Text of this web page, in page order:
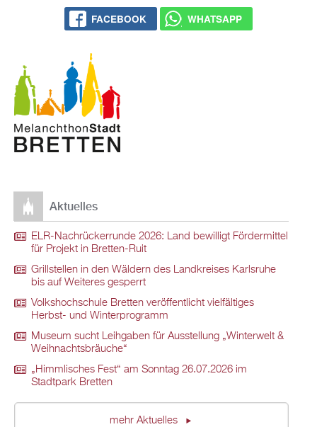
FACEBOOK WHATSAPP
Aktuelles
ELR-Nachrückerrunde 2026: Land bewilligt Fördermittel
für Projekt in Bretten-Ruit
Grillstellen in den Wäldern des Landkreises Karlsruhe
bis auf Weiteres gesperrt
Volkshochschule Bretten veröffentlicht vielfältiges
Herbst- und Winterprogramm
Museum sucht Leihgaben für Ausstellung „Winterwelt &
Weihnachtsbräuche“
„Himmlisches Fest“ am Sonntag 26.07.2026 im
Stadtpark Bretten
mehr Aktuelles